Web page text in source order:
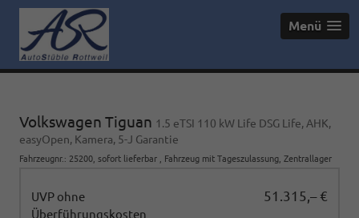
Menü
Volkswagen Tiguan 1.5 eTSI 110 kW Life DSG Life, AHK,
easyOpen, Kamera, 5-J Garantie
Fahrzeugnr. : 25200 sofort lieferbar Fahrzeug mit Tageszulassung , Zentrallager
UVP ohne
Überführungskosten
51.315,– €